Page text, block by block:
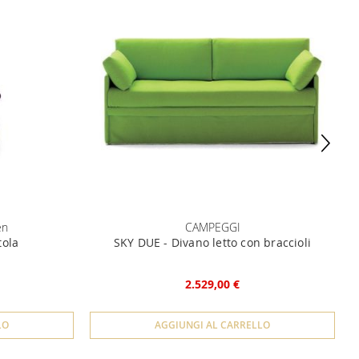
CAMPEGGI
SKY DUE - Divano letto con braccioli
2.529,00 €
AGGIUNGI AL CARRELLO